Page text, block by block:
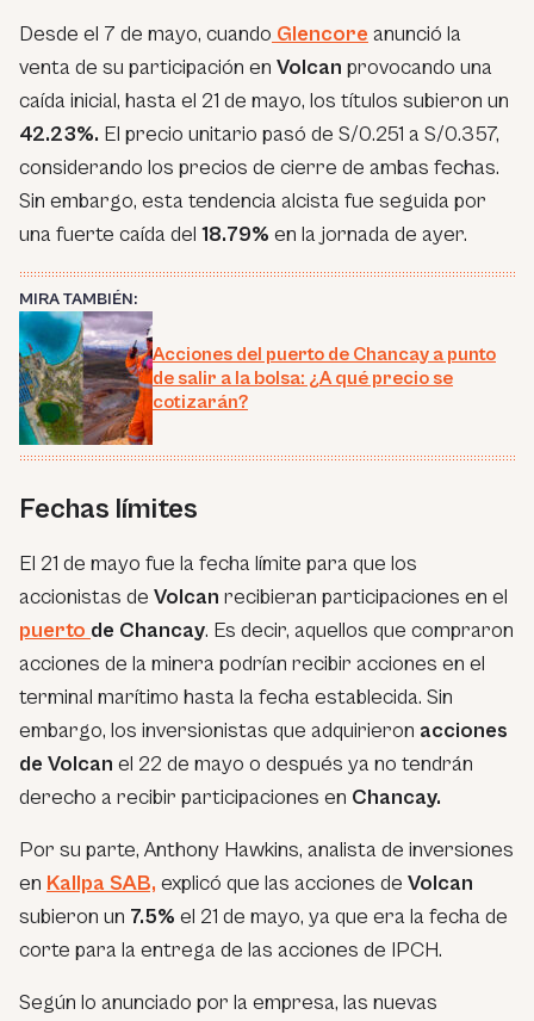
Desde el 7 de mayo, cuando Glencore anunció la
venta de su participación en Volcan provocando una
caída inicial, hasta el 21 de mayo, los títulos subieron un
42.23%. El precio unitario pasó de S/0.251 a S/0.357,
considerando los precios de cierre de ambas fechas.
Sin embargo, esta tendencia alcista fue seguida por
una fuerte caída del 18.79% en la jornada de ayer.
MIRA TAMBIÉN:
Acciones del puerto de Chancay a punto
de salir a la bolsa: ¿A qué precio se
cotizarán?
Fechas límites
El 21 de mayo fue la fecha límite para que los
accionistas de Volcan recibieran participaciones en el
puerto de Chancay. Es decir, aquellos que compraron
acciones de la minera podrían recibir acciones en el
terminal marítimo hasta la fecha establecida. Sin
embargo, los inversionistas que adquirieron acciones
de Volcan el 22 de mayo o después ya no tendrán
derecho a recibir participaciones en Chancay.
Por su parte, Anthony Hawkins, analista de inversiones
en Kallpa SAB, explicó que las acciones de Volcan
subieron un 7.5% el 21 de mayo, ya que era la fecha de
corte para la entrega de las acciones de IPCH.
Según lo anunciado por la empresa, las nuevas